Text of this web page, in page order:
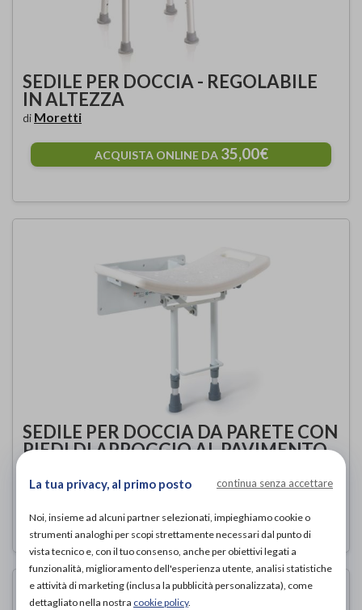
SEDILE PER DOCCIA - REGOLABILE
IN ALTEZZA
di Moretti
ACQUISTA ONLINE DA 35,00€
SEDILE PER DOCCIA DA PARETE CON
PIEDI DI APPOGGIO AL PAVIMENTO
La tua privacy, al primo posto continua senza accettare
Noi, insieme ad alcuni partner selezionati, impieghiamo cookie o
strumenti analoghi per scopi strettamente necessari dal punto di
vista tecnico e, con il tuo consenso, anche per obiettivi legati a
funzionalità, miglioramento dell'esperienza utente, analisi statistiche
e attività di marketing (inclusa la pubblicità personalizzata), come
dettagliato nella nostra cookie policy.